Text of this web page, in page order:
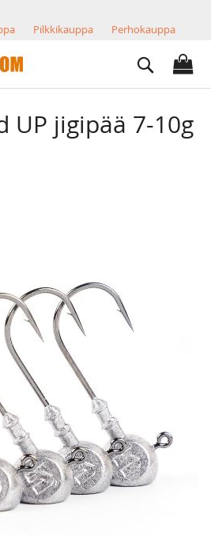
Pilkkikauppa
Perhokauppa
Search
UP jigipää 7-10g